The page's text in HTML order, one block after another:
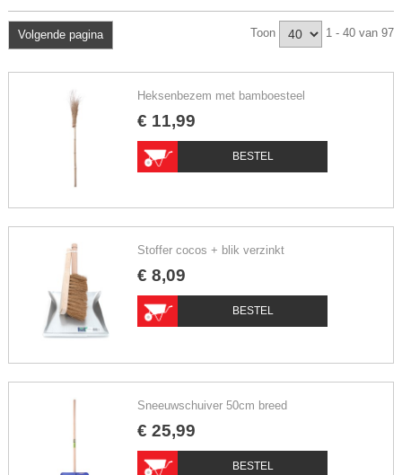
Volgende pagina Toon 1 - 40 van 97
Heksenbezem met bamboesteel
€ 11,99
BESTEL
Stoffer cocos + blik verzinkt
€ 8,09
BESTEL
Sneeuwschuiver 50cm breed
€ 25,99
BESTEL